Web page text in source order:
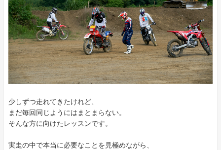
少しずつ走れてきたけれど、
まだ毎回同じようにはまとまらない。
そんな方に向けたレッスンです。
実走の中で本当に必要なことを見極めながら、